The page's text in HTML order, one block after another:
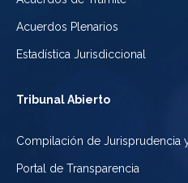
Acuerdos Plenarios
Estadística Jurisdiccional
Tribunal Abierto
Compilación de Jurisprudencia
Portal de Transparencia